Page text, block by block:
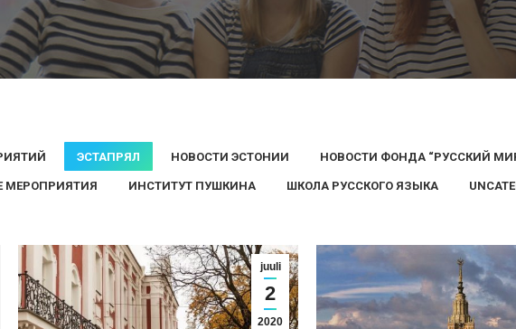
ЭСТАПРЯЛ НОВОСТИ ЭСТОНИИ НОВОСТИ ФОНДА “РУССКИЙ
МЕРОПРИЯТИЯ ИНСТИТУТ ПУШКИНА ШКОЛА РУССКОГО ЯЗЫКА
juuli
2
2020